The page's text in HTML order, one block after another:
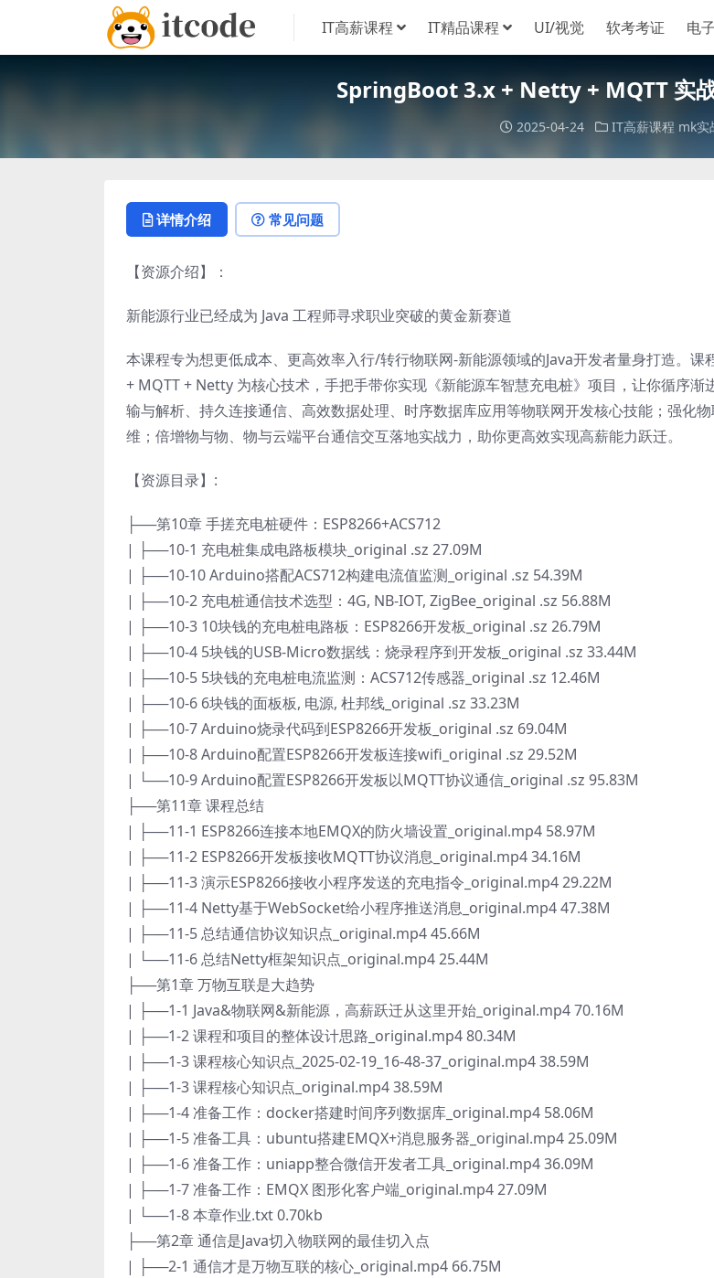
IT高薪课程 IT精品课程 UI/视觉 软考考证 电
SpringBoot 3.x + Netty + MQTT 实
2025-04-24 IT高薪课程 mk实
详情介绍 常见问题
【资源介绍】：
新能源行业已经成为 Java 工程师寻求职业突破的黄金新赛道
本课程专为想更低成本、更高效率入行/转行物联网-新能源领域的Java开发者量身打造。
+ MQTT + Netty 为核心技术，手把手带你实现《新能源车智慧充电桩》项目，让你循序渐
输与解析、持久连接通信、高效数据处理、时序数据库应用等物联网开发核心技能；强化
维；倍增物与物、物与云端平台通信交互落地实战力，助你更高效实现高薪能力跃迁。
【资源目录】:
├──第10章 手搓充电桩硬件：ESP8266+ACS712
| ├──10-1 充电桩集成电路板模块_original .sz 27.09M
| ├──10-10 Arduino搭配ACS712构建电流值监测_original .sz 54.39M
| ├──10-2 充电桩通信技术选型：4G, NB-IOT, ZigBee_original .sz 56.88M
| ├──10-3 10块钱的充电桩电路板：ESP8266开发板_original .sz 26.79M
| ├──10-4 5块钱的USB-Micro数据线：烧录程序到开发板_original .sz 33.44M
| ├──10-5 5块钱的充电桩电流监测：ACS712传感器_original .sz 12.46M
| ├──10-6 6块钱的面板板, 电源, 杜邦线_original .sz 33.23M
| ├──10-7 Arduino烧录代码到ESP8266开发板_original .sz 69.04M
| ├──10-8 Arduino配置ESP8266开发板连接wifi_original .sz 29.52M
| └──10-9 Arduino配置ESP8266开发板以MQTT协议通信_original .sz 95.83M
├──第11章 课程总结
| ├──11-1 ESP8266连接本地EMQX的防火墙设置_original.mp4 58.97M
| ├──11-2 ESP8266开发板接收MQTT协议消息_original.mp4 34.16M
| ├──11-3 演示ESP8266接收小程序发送的充电指令_original.mp4 29.22M
| ├──11-4 Netty基于WebSocket给小程序推送消息_original.mp4 47.38M
| ├──11-5 总结通信协议知识点_original.mp4 45.66M
| └──11-6 总结Netty框架知识点_original.mp4 25.44M
├──第1章 万物互联是大趋势
| ├──1-1 Java&物联网&新能源，高薪跃迁从这里开始_original.mp4 70.16M
| ├──1-2 课程和项目的整体设计思路_original.mp4 80.34M
| ├──1-3 课程核心知识点_2025-02-19_16-48-37_original.mp4 38.59M
| ├──1-3 课程核心知识点_original.mp4 38.59M
| ├──1-4 准备工作：docker搭建时间序列数据库_original.mp4 58.06M
| ├──1-5 准备工具：ubuntu搭建EMQX+消息服务器_original.mp4 25.09M
| ├──1-6 准备工作：uniapp整合微信开发者工具_original.mp4 36.09M
| ├──1-7 准备工作：EMQX 图形化客户端_original.mp4 27.09M
| └──1-8 本章作业.txt 0.70kb
├──第2章 通信是Java切入物联网的最佳切入点
| ├──2-1 通信才是万物互联的核心_original.mp4 66.75M